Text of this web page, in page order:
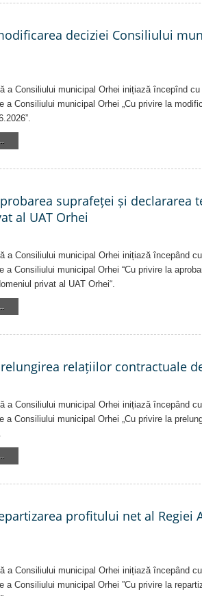
deciziei Consiliului
a Consiliului municipal Orhei inițiază începînd
a Consiliului municipal Orhei „Cu privire la
suprafeței și declararea
al UAT Orhei
a Consiliului municipal Orhei inițiază începând
a Consiliului municipal Orhei “Cu privire la
privat al UAT Orhei“.
relațiilor contractuale
a Consiliului municipal Orhei inițiază începând
a Consiliului municipal Orhei „Cu privire la
profitului net al Regiei
a Consiliului municipal Orhei inițiază începând
a Consiliului municipal Orhei ”Cu privire la